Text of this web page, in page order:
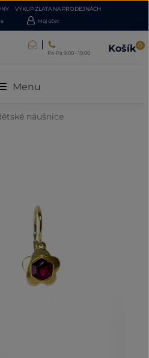
VÝKUP ZLATA NA PRODEJNÁCH
Můj účet
Po-Pá 9:00 - 19:00 Košík 0
Menu
náušnice